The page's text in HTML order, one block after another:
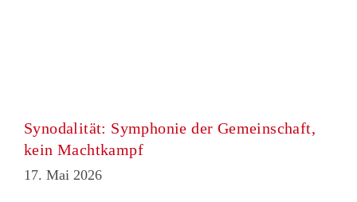
Synodalität: Symphonie der Gemeinschaft,
kein Machtkampf
17. Mai 2026